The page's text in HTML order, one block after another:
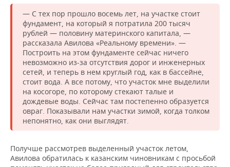
— С тех пор прошло восемь лет, на участке стоит
фундамент, на который я потратила 200 тысяч
рублей — половину материнского капитала, —
рассказала Авилова «Реальному времени». —
Построить на этом фундаменте сейчас ничего
невозможно из-за отсутствия дорог и инженерных
сетей, и теперь в нем круглый год, как в бассейне,
стоит вода. А все потому, что участок мне выделили
на косогоре, по которому стекают талые и
дождевые воды. Сейчас там постепенно образуется
овраг. Показывали нам участки зимой, когда толком
непонятно, как они выглядят.
Получше рассмотрев выделенный участок летом,
Авилова обратилась к казанским чиновникам с просьбой